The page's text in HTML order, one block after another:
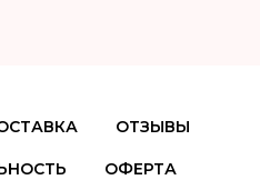
ОТЗЫВЫ
ОФЕРТА